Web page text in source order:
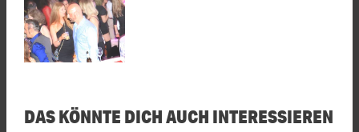
DAS KÖNNTE DICH AUCH INTERESSIEREN